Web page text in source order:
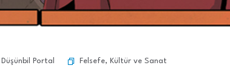
Düşünbil Portal Felsefe, Kültür ve Sanat